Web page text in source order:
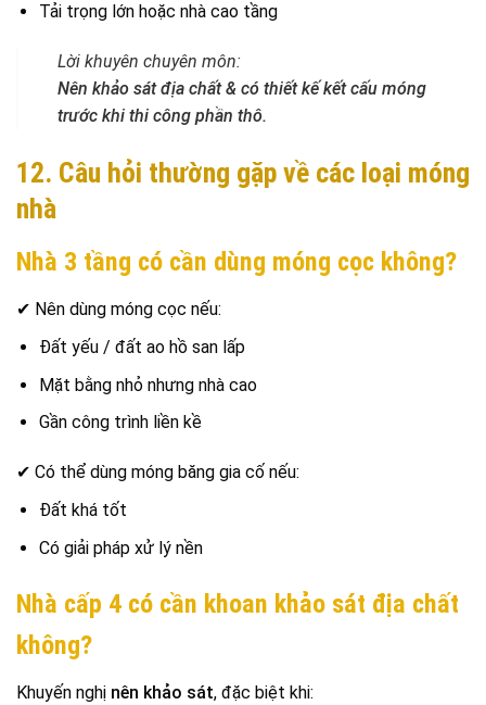
Tải trọng lớn hoặc nhà cao tầng
Lời khuyên chuyên môn:
Nên khảo sát địa chất & có thiết kế kết cấu móng
trước khi thi công phần thô.
12. Câu hỏi thường gặp về các loại móng
nhà
Nhà 3 tầng có cần dùng móng cọc không?
✔ Nên dùng móng cọc nếu:
Đất yếu / đất ao hồ san lấp
Mặt bằng nhỏ nhưng nhà cao
Gần công trình liền kề
✔ Có thể dùng móng băng gia cố nếu:
Đất khá tốt
Có giải pháp xử lý nền
Nhà cấp 4 có cần khoan khảo sát địa chất
không?
Khuyến nghị nên khảo sát, đặc biệt khi: